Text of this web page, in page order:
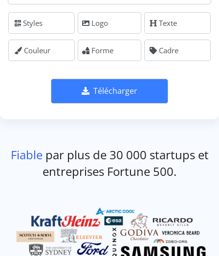
Styles Logo Texte
Couleur Forme Cadre
Télécharger
Fiablepar plus de 30 000 startups et
entreprises Fortune 500.